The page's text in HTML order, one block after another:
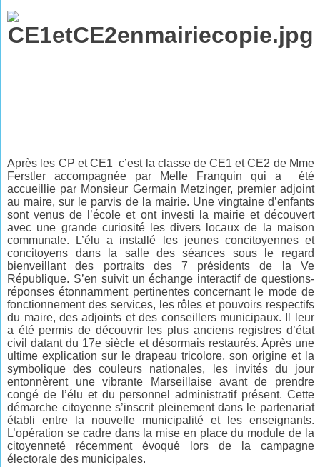
Après les CP et CE1 c’est la classe de CE1 et CE2 de Mme
Ferstler accompagnée par Melle Franquin qui a été
accueillie par Monsieur Germain Metzinger, premier adjoint
au maire, sur le parvis de la mairie. Une vingtaine d’enfants
sont venus de l’école et ont investi la mairie et découvert
avec une grande curiosité les divers locaux de la maison
communale. L’élu a installé les jeunes concitoyennes et
concitoyens dans la salle des séances sous le regard
bienveillant des portraits des 7 présidents de la Ve
République. S’en suivit un échange interactif de questions-
réponses étonnamment pertinentes concernant le mode de
fonctionnement des services, les rôles et pouvoirs respectifs
du maire, des adjoints et des conseillers municipaux. Il leur
a été permis de découvrir les plus anciens registres d’état
civil datant du 17e siècle et désormais restaurés. Après une
ultime explication sur le drapeau tricolore, son origine et la
symbolique des couleurs nationales, les invités du jour
entonnèrent une vibrante Marseillaise avant de prendre
congé de l’élu et du personnel administratif présent. Cette
démarche citoyenne s’inscrit pleinement dans le partenariat
établi entre la nouvelle municipalité et les enseignants.
L’opération se cadre dans la mise en place du module de la
citoyenneté récemment évoqué lors de la campagne
électorale des municipales.